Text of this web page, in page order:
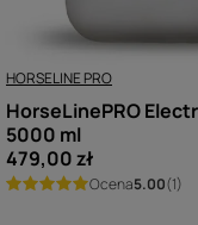
HORSELINE PRO
HorseLinePRO
5000 ml
479,00 zł
Ocena5.00(1)